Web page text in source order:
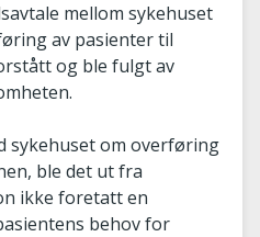
mellom sykehuset
av pasienter til
og ble fulgt av
sykehuset om overføring
ble det ut fra
ikke foretatt en
behov for